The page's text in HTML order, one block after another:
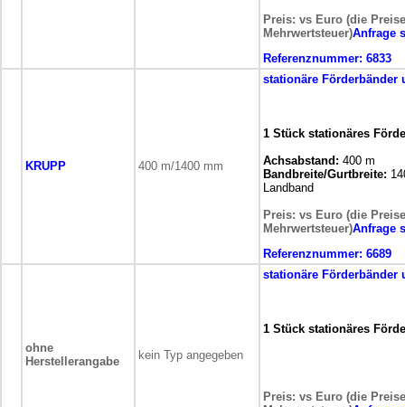
Preis: vs Euro (die
Mehrwertsteuer)Anfrage
Referenznummer: 6833
KRUPP 400 m/1400 mm
stationäre Förderbänder
1 Stück stationäres
Achsabstand: 400 m
Bandbreite/Gurtbreite:
Landband
Preis: vs Euro (die
Mehrwertsteuer)Anfrage
Referenznummer: 6689
ohne
Herstellerangabe
kein Typ angegeben
stationäre Förderbänder
1 Stück stationäres
Preis: vs Euro (die